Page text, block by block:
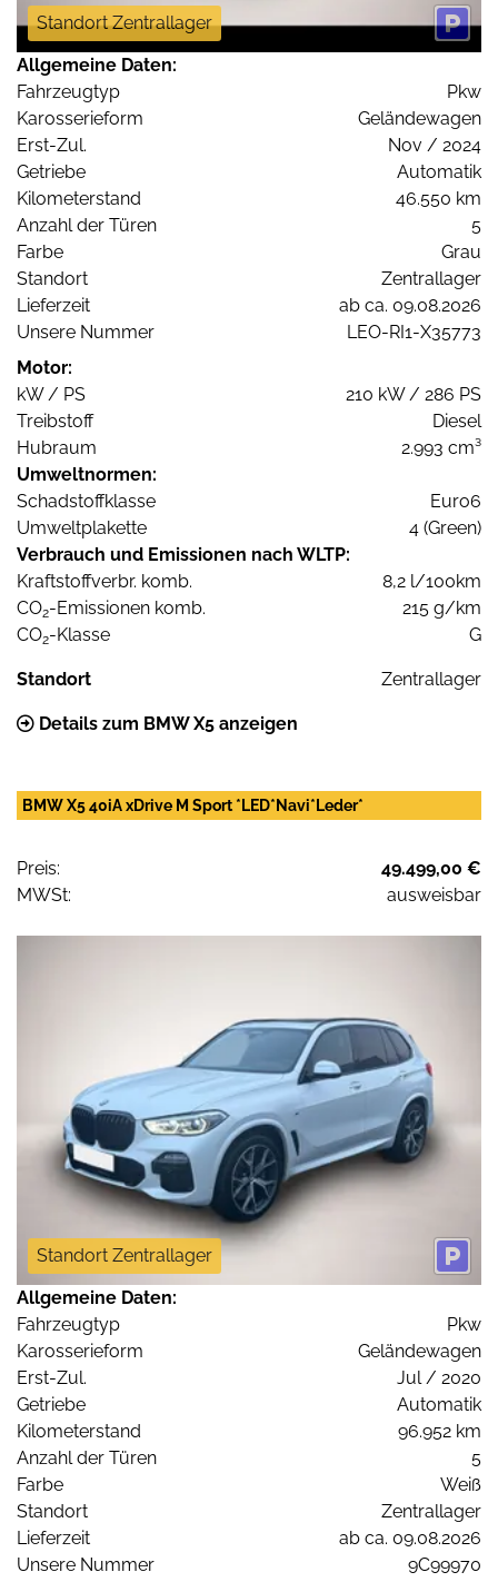
Standort Zentrallager
Allgemeine Daten:
Fahrzeugtyp
Pkw
Karosserieform
Geländewagen
Erst-Zul.
Nov / 2024
Getriebe
Automatik
Kilometerstand
46.550 km
Anzahl der Türen
5
Farbe
Grau
Standort
Zentrallager
Lieferzeit
ab ca. 09.08.2026
Unsere Nummer
LEO-RI1-X35773
Motor:
kW / PS
210 kW / 286 PS
Treibstoff
Diesel
Hubraum
2.993 cm³
Umweltnormen:
Schadstoffklasse
Euro6
Umweltplakette
4 (Green)
Verbrauch und Emissionen nach WLTP:
Kraftstoffverbr. komb.
8,2 l/100km
CO2-Emissionen komb.
215 g/km
CO2-Klasse G
Standort Zentrallager
Details zum BMW X5 anzeigen
BMW X5 40iA xDrive M Sport *LED*Navi*Leder*
Preis:
49.499,00 €
MWSt:
ausweisbar
Standort Zentrallager
Allgemeine Daten:
Fahrzeugtyp
Pkw
Karosserieform
Geländewagen
Erst-Zul.
Jul / 2020
Getriebe
Automatik
Kilometerstand
96.952 km
Anzahl der Türen
5
Farbe
Weiß
Standort
Zentrallager
Lieferzeit
ab ca. 09.08.2026
Unsere Nummer
9C99970